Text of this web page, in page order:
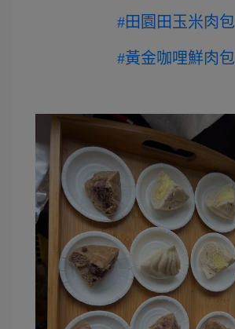
#田園田玉米肉包
#黃金咖哩鮮肉包